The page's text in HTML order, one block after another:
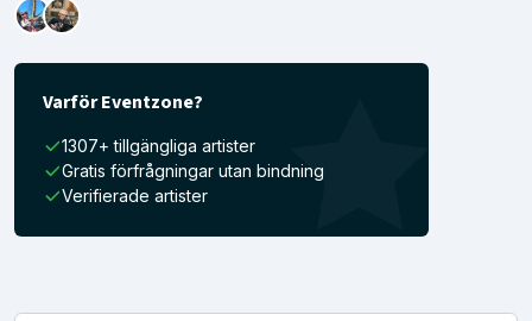
Varför Eventzone?
1307+ tillgängliga artister
Gratis förfrågningar utan bindning
Verifierade artister